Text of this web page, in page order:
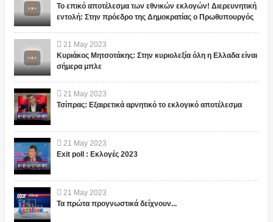
Το επικό αποτέλεσμα των εθνικών εκλογών! Διερευνητική
εντολή: Στην πρόεδρο της Δημοκρατίας ο Πρωθυπουργός
21 May 2023
Κυριάκος Μητσοτάκης: Στην κυριολεξία όλη η Ελλαδα είναι
σήμερα μπλε
21 May 2023
Τσίπρας: Εξαιρετικά αρνητικό το εκλογικό αποτέλεσμα
21 May 2023
Exit poll : Εκλογές 2023
21 May 2023
Τα πρώτα προγνωστικά δείχνουν...